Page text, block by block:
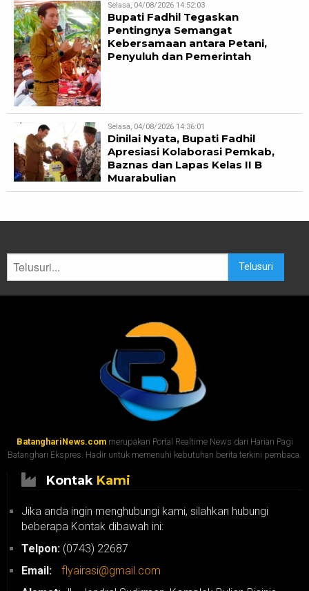
Selasa, 04/08/2026 14:52:03
Bupati Fadhil Tegaskan
Pentingnya Semangat
Kebersamaan antara Petani,
Penyuluh dan Pemerintah
Selasa, 04/08/2026 14:36:01
Dinilai Nyata, Bupati Fadhil
Apresiasi Kolaborasi Pemkab,
Baznas dan Lapas Kelas II B
Muarabulian
Telusuri
BatanghariNews.commerupakan Portal Realtime News dari Harian Pagi
Batanghari Ekspres. Hadir untuk memenuhi kebutuhan berita terkini pembaca.
Kontak Kami
Jika anda ingin menghubungi kami, silahkan hubungi
beberapa Kontak dibawah ini:
Telpon: (0743) 22687
Email:
flyairasi@gmail.com